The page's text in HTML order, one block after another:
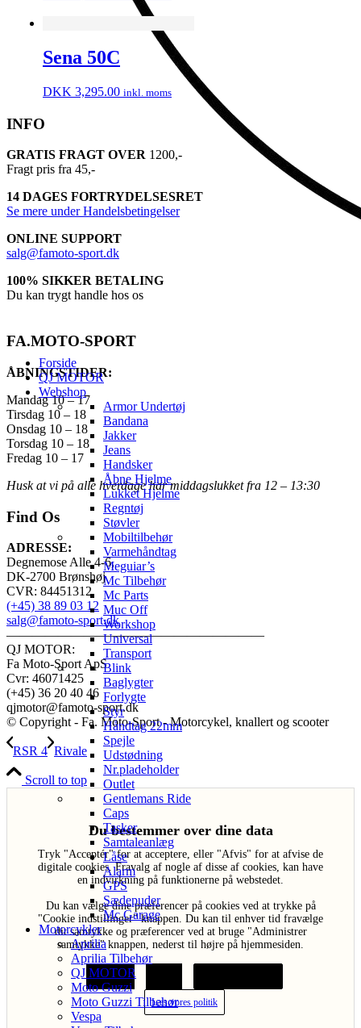
Forside
QJ MOTOR
Webshop
Armor Undertøj
Bandana
Jakker
Jeans
Handsker
Åbne Hjelme
Lukket Hjelme
Regntøj
Støvler
Mobiltilbehør
Varmehåndtag
Meguiar’s
Mc Tilbehør
Mc Parts
Muc Off
Workshop
Universal
Transport
Blink
Baglygter
Forlygte
Styr
Håndtag 22mm
Spejle
Udstødning
Nr.pladeholder
Outlet
Gentlemans Ride
Caps
Tasker
Samtaleanlæg
Låse
Alarm
GPS
Sædepuder
Mc Garage
Motorcykler
Aprilia
Aprilia Tilbehør
QJ MOTOR
Moto Guzzi
Moto Guzzi Tilbehør
Vespa
Sena 50C
DKK 3,295.00 inkl. moms
INFO
GRATIS FRAGT OVER 1200,-
Fragt pris fra 45,-
14 DAGES FORTRYDELSESRET
Se mere under Handelsbetingelser
ONLINE SUPPORT
salg@famoto-sport.dk
100% SIKKER BETALING
Du kan trygt handle hos os
FA.MOTO-SPORT
ÅBNINGSTIDER:
Mandag 10 – 17
Tirsdag 10 – 18
Onsdag 10 – 18
Torsdag 10 – 18
Fredag 10 – 17
Husk at vi på alle hverdage har middagslukket fra 12 – 13:30
Find Os
ADRESSE:
Degnemose Alle 4-6,
DK-2700 Brønshøj
CVR: 84451312
(+45) 38 89 03 12
salg@famoto-sport.dk
————————————————————
QJ MOTOR:
Fa Moto-Sport ApS
Cvr: 46071425
(+45) 36 20 40 46
qjmotor@famoto-sport.dk
© Copyright - Fa. Moto-Sport - Motorcykel, knallert og scooter
RSR 4 Rivale
Scroll to top
Du bestemmer over dine data
Tryk "Acceptér" for at acceptere, eller "Afvis" for at afvise de
digitale cookies. Fravalg af nogle af disse af cookies, kan have
en indvirkning på funktionerne på webstedet.
Du kan vælge dine præferencer på cookies ved at trykke på
"Cookie indstillinger" knappen. Du kan til enhver tid fravælge
dit samtykke og præferencer ved at bruge "Administrer
samtykke" knappen, nederst til højre på hjemmesiden.
Acceptér
Læs vores politik